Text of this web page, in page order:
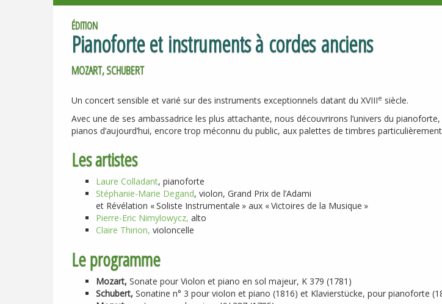
ÉDITION
Pianoforte et instruments à cordes anciens
MOZART, SCHUBERT
Un concert sensible et varié sur des instruments exceptionnels datant du XVIIIe siècle.
Avec une de ses ambassadrice les plus attachante, nous découvrirons l’univers du pianoforte,
pianos d’aujourd’hui, encore trop méconnu du public, aux palettes de timbres
Les artistes
Laure Colladant, pianoforte
Stéphanie-Marie Degand, violon, Grand Prix de l’Adami
et Révélation «Soliste Instrumentale » aux «Victoires de la Musique »
Pierre-Eric Nimylowycz, alto
Claire Thirion, violoncelle
Le programme
Mozart, Sonate pour Violon et piano en sol majeur, K 379 (1781)
Schubert, Sonatine n° 3 pour violon et piano (1816) et Klavierstücke, pour pianoforte